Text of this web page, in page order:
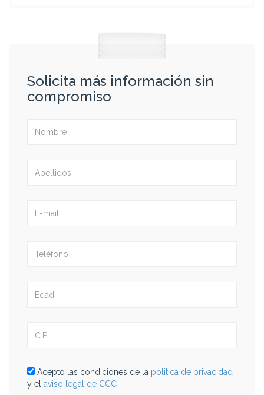
Solicita más información sin
compromiso
Acepto las condiciones de la politica de privacidad
y el aviso legal de CCC